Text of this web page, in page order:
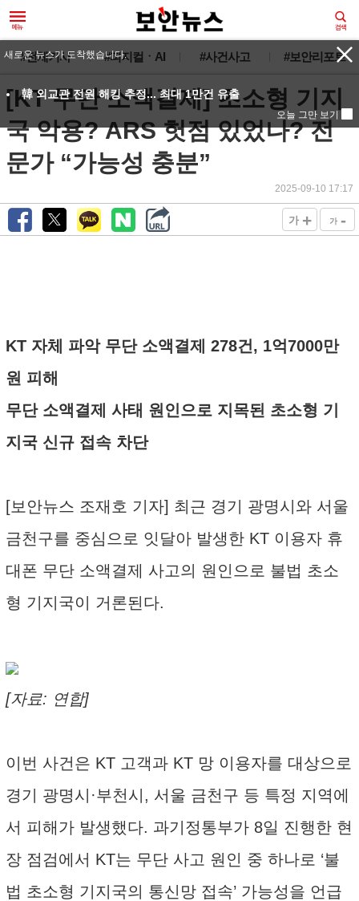
#전체기사 #피지컬ㆍAI #사건사고 #보안리포트
[KT 무단 소액결제] 초소형 기지
국 악용? ARS 헛점 있었나? 전
문가 “가능성 충분”
2025-09-10 17:17
가 + 가 -
KT 자체 파악 무단 소액결제 278건, 1억7000만
원 피해
무단 소액결제 사태 원인으로 지목된 초소형 기
지국 신규 접속 차단
[보안뉴스 조재호 기자] 최근 경기 광명시와 서울
금천구를 중심으로 잇달아 발생한 KT 이용자 휴
대폰 무단 소액결제 사고의 원인으로 불법 초소
형 기지국이 거론된다.
[자료: 연합]
이번 사건은 KT 고객과 KT 망 이용자를 대상으로
경기 광명시·부천시, 서울 금천구 등 특정 지역에
서 피해가 발생했다. 과기정통부가 8일 진행한 현
장 점검에서 KT는 무단 사고 원인 중 하나로 ‘불
법 초소형 기지국의 통신망 접속’ 가능성을 언급
새로운 뉴스가 도착했습니다.
韓 외교관 전원 해킹 추정... 최대 1만건 유출
오늘 그만 보기